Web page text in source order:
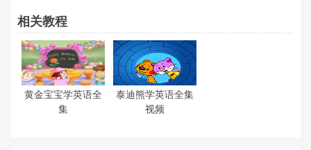
相关教程
黄金宝宝学英语全
集
泰迪熊学英语全集
视频